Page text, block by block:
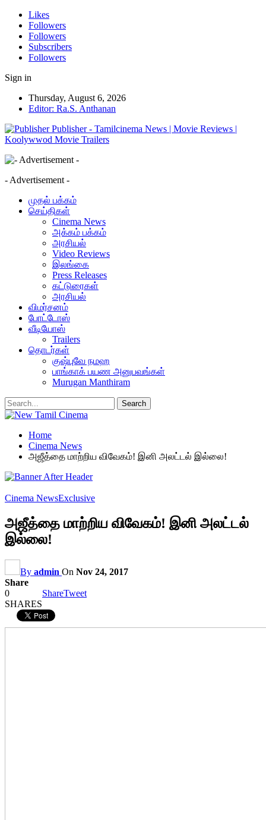
Likes
Followers
Followers
Subscribers
Followers
Sign in
Thursday, August 6, 2026
Editor: Ra.S. Anthanan
Publisher - Tamilcinema News | Movie Reviews |
Koolywwod Movie Trailers
- Advertisement -
முதல் பக்கம்
செய்திகள்
Cinema News
அக்கம் பக்கம்
அரசியல்
Video Reviews
இலங்கை
Press Releases
கட்டுரைகள்
அரசியல்
விமர்சனம்
போட்டோஸ்
வீடியோஸ்
Trailers
தொடர்கள்
குஷ்புவே நமஹ
பாங்காக் பயண அனுபவங்கள்
Murugan Manthiram
Home
Cinema News
அஜீத்தை மாற்றிய விவேகம்! இனி அலட்டல் இல்லை!
Cinema NewsExclusive
அஜீத்தை மாற்றிய விவேகம்! இனி அலட்டல்
இல்லை!
By admin On Nov 24, 2017
Share
0
SHARES
ShareTweet